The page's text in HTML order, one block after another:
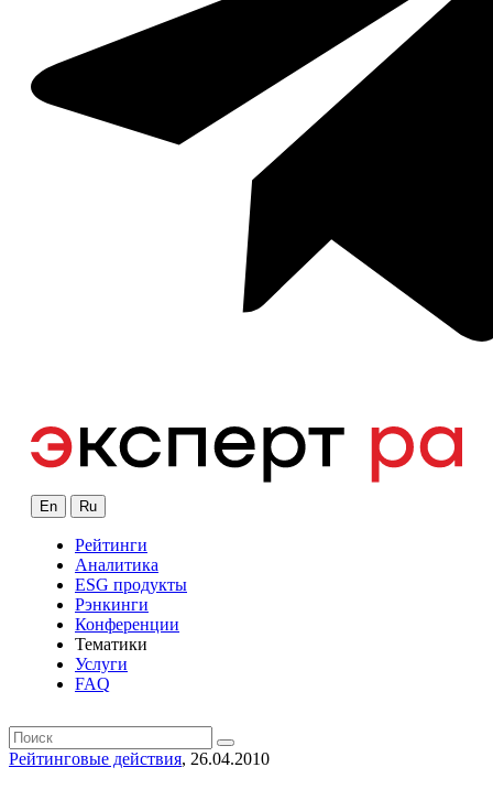
En Ru
Рейтинги
Аналитика
ESG продукты
Рэнкинги
Конференции
Тематики
Услуги
FAQ
Рейтинговые действия, 26.04.2010